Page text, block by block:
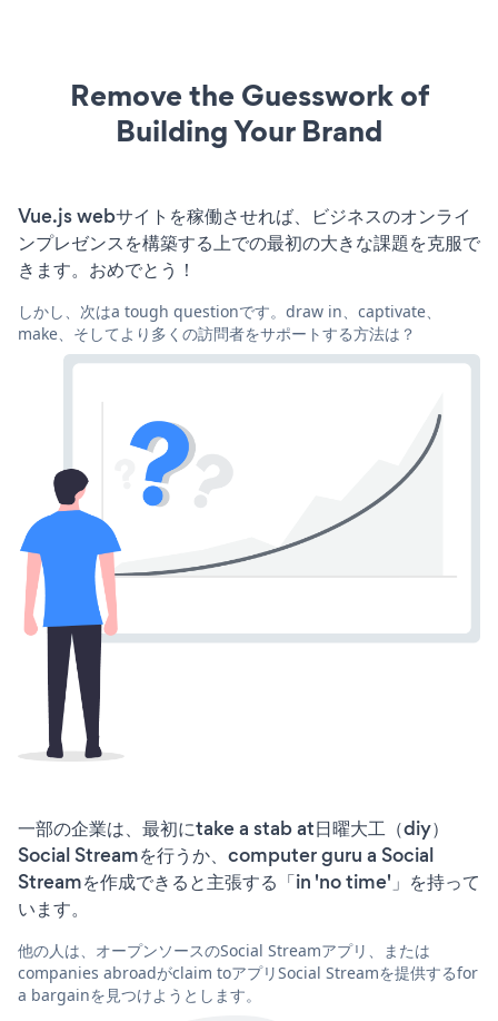
Remove the Guesswork of
Building Your Brand
Vue.js webサイトを稼働させれば、ビジネスのオンライ
ンプレゼンスを構築する上での最初の大きな課題を克服で
きます。おめでとう！
しかし、次はa tough questionです。draw in、captivate、
make、そしてより多くの訪問者をサポートする方法は？
一部の企業は、最初にtake a stab at日曜大工（diy）
Social Streamを行うか、computer guru a Social
Streamを作成できると主張する「in 'no time'」を持って
います。
他の人は、オープンソースのSocial Streamアプリ、または
companies abroadがclaim toアプリSocial Streamを提供するfor
a bargainを見つけようとします。